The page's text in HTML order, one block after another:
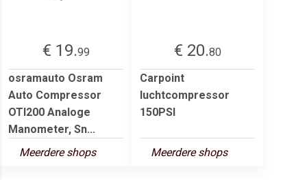
€ 19.99
osramauto Osram
Auto Compressor
OTI200 Analoge
Manometer, Sn...
Meerdere shops
€ 20.80
Carpoint
luchtcompressor
150PSI
Meerdere shops